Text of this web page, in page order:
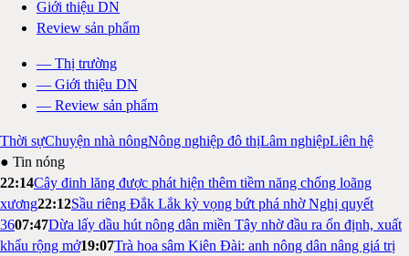
Giới thiệu DN
Review sản phẩm
— Thị trường
— Giới thiệu DN
— Review sản phẩm
Thời sựChuyện nhà nôngNông nghiệp đô thịLâm nghiệpLiên hệ
● Tin nóng
22:14Cây đinh lăng được phát hiện thêm tiềm năng chống loãng
xương22:12Sầu riêng Đắk Lắk kỳ vọng bứt phá nhờ Nghị quyết
3607:47Dừa lấy dầu hút nông dân miền Tây nhờ đầu ra ổn định, xuất
khẩu rộng mở19:07Trà hoa sâm Kiên Đài: anh nông dân nâng giá trị